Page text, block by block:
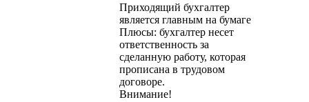
Приходящий бухгалтер
является главным на бумаге
Плюсы: бухгалтер несет
ответственность за
сделанную работу, которая
прописана в трудовом
договоре.
Внимание!